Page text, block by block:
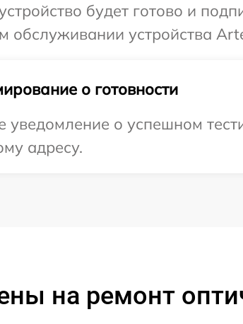
будет готово и
обслуживании устройства
о готовности
уведомление о успешном
адресу.
на ремонт